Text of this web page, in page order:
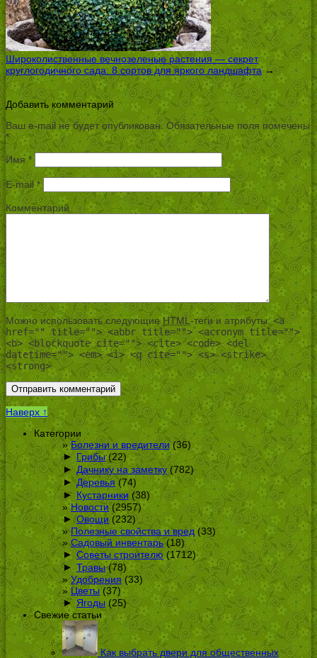
Широколиственные вечнозеленые растения — секрет
круглогодичного сада: 8 сортов для яркого ландшафта→
Добавить комментарий
Ваш e-mail не будет опубликован.Обязательные поля помечены
*
Имя*
E-mail*
Комментарий
Можно использовать следующиеHTML-теги и атрибуты:<a
href="" title=""> <abbr title=""> <acronym title="">
<b> <blockquote cite=""> <cite> <code> <del
datetime=""> <em> <i> <q cite=""> <s> <strike>
<strong>
Наверх ↑
Категории
Болезни и вредители(36)
► Грибы(22)
► Дачнику на заметку(782)
► Деревья(74)
► Кустарники(38)
Новости(2957)
► Овощи(232)
Полезные свойства и вред (33)
Садовый инвентарь(18)
► Советы строителю(1712)
► Травы(78)
Удобрения (33)
Цветы(37)
► Ягоды (25)
Свежие статьи
Как выбрать двери для общественных